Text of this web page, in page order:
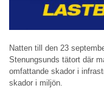
Natten till den 23
Stenungsunds tätort där
omfattande skador i
skador i miljön.